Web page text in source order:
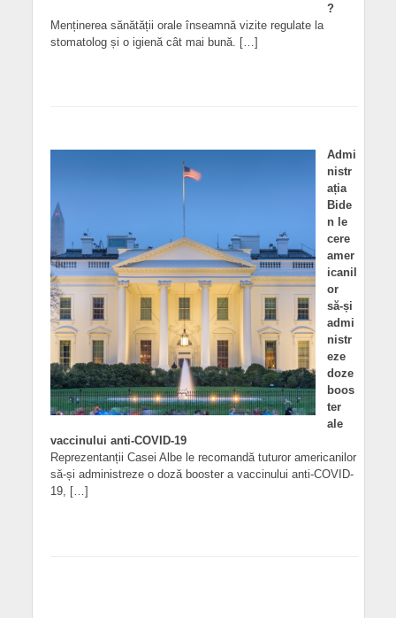
?
Menținerea sănătății orale înseamnă vizite regulate la
stomatolog și o igienă cât mai bună. […]
Admi
nistr
ația
Bide
n le
cere
amer
icanil
or
să-și
admi
nistr
eze
doze
boos
ter
ale
vaccinului anti-COVID-19
Reprezentanții Casei Albe le recomandă tuturor americanilor
să-și administreze o doză booster a vaccinului anti-COVID-
19, […]